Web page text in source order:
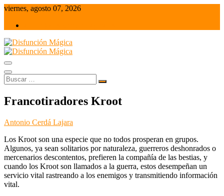
Saltar
contenido
viernes, agosto 07, 2026
Disfunción Mágica
Juegos de mesa y Wargames
Buscar
…
Francotiradores Kroot
Antonio Cerdá Lajara
Los Kroot son una especie que no todos prosperan en grupos.
Algunos, ya sean solitarios por naturaleza, guerreros deshonrados o
mercenarios descontentos, prefieren la compañía de las bestias, y
cuando los Kroot son llamados a la guerra, estos desempeñan un
servicio vital rastreando a los enemigos y transmitiendo información
vital.